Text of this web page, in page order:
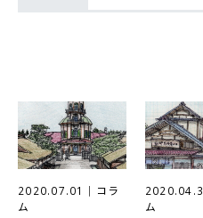
2020.07.01 ｜ コラ
ム
ム